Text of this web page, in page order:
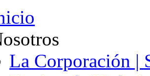
La Corporación |